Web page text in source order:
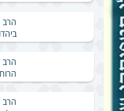
הרב
הרב
הרב